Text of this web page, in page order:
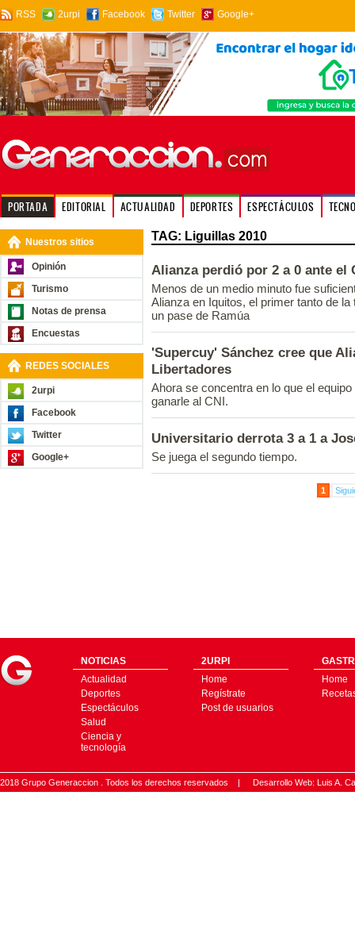
RSS 2urpi Facebook Twitter Google+
PORTADA EDITORIAL ACTUALIDAD DEPORTES ESPECTÁCULOS
Nuestros sitios
Opinión
Turismo
Notas de prensa
Encuestas
REDES SOCIALES
2urpi
Facebook
Twitter
Google+
TAG: Liguillas 2010
Alianza perdió por 2 a 0 ante el
Menos de un medio minuto fue
Alianza en Iquitos, el primer tanto de
un pase de Ramúa
'Supercuy' Sánchez cree que
Libertadores
Ahora se concentra en lo que el
ganarle al CNI.
Universitario derrota 3 a 1 a
Se juega el segundo tiempo.
1
NOTICIAS
Actualidad
Deportes
Espectáculos
Salud
Ciencia y
tecnología
2URPI
Home
Regístrate
Post de usuarios
Home
2018 Grupo Generaccion . Todos los derechos reservados | Desarrollo Web: Luis